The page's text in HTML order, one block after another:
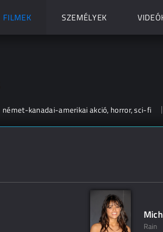
FILMEK SZEMÉLYEK
német-kanadai-amerikai akció, horror, sci-fi
Rain